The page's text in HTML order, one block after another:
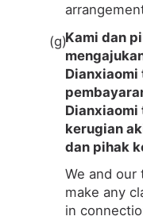
Kami dan
Dianxiaomi
kerugian
dan pihak
We and
make any
in